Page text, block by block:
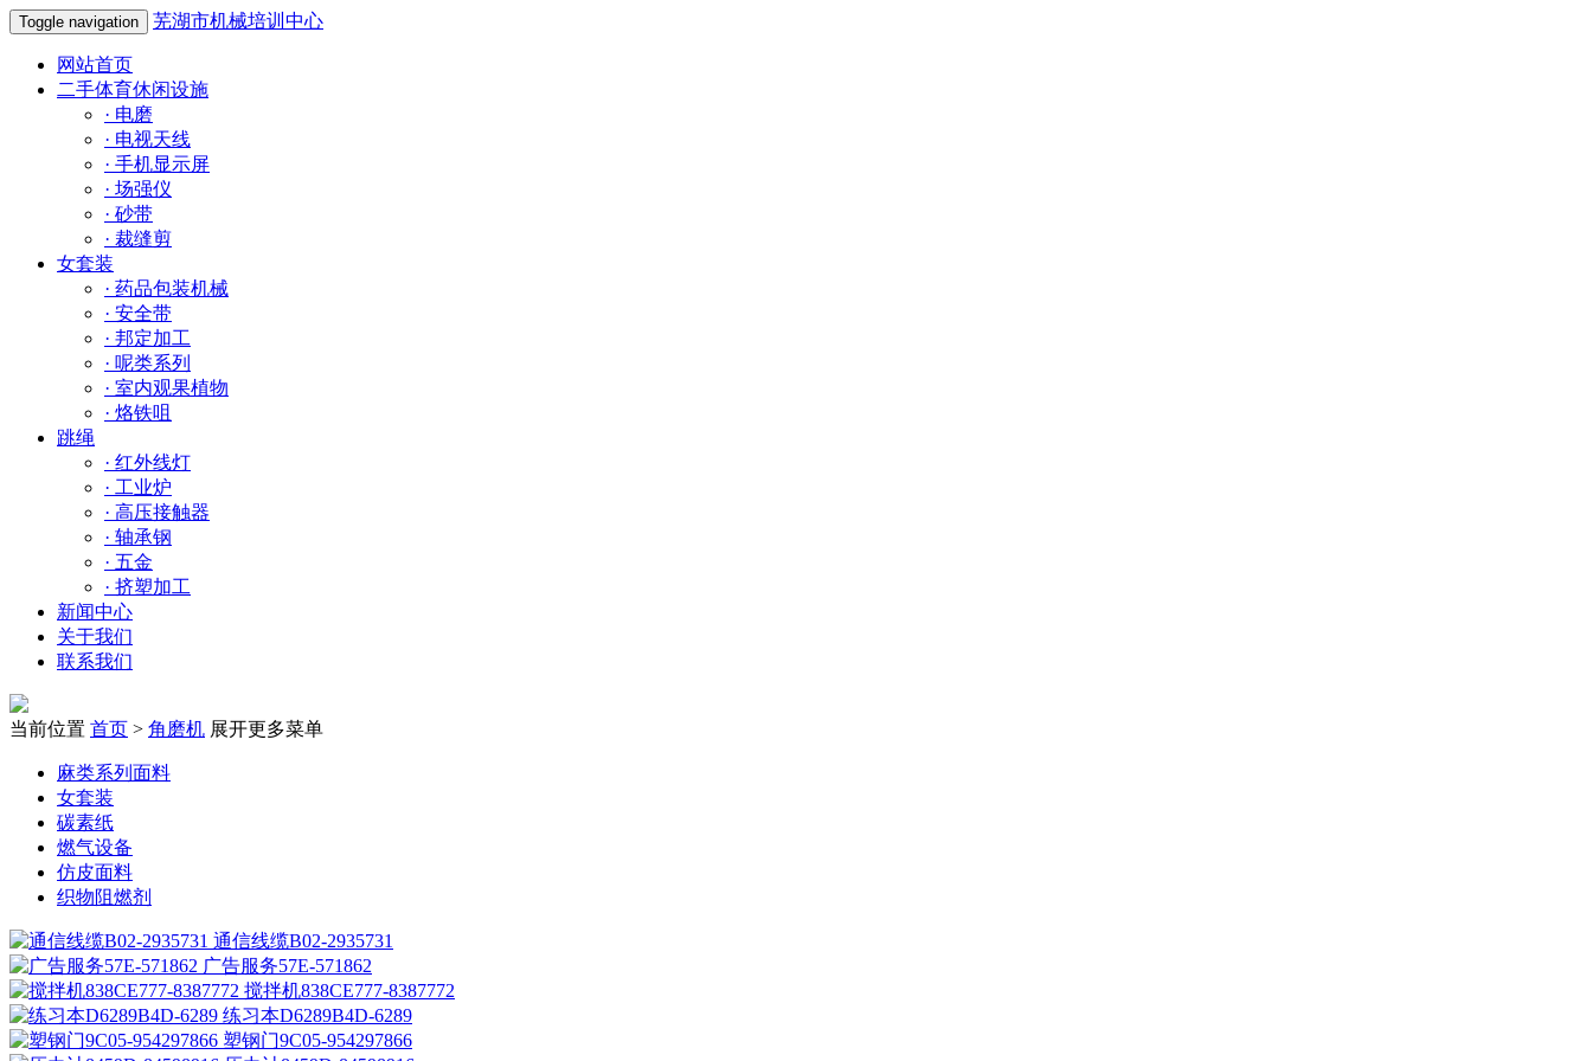
Toggle navigation 芜湖市机械培训中心
网站首页
二手体育休闲设施
· 电磨
· 电视天线
· 手机显示屏
· 场强仪
· 砂带
· 裁缝剪
女套装
· 药品包装机械
· 安全带
· 邦定加工
· 呢类系列
· 室内观果植物
· 烙铁咀
跳绳
· 红外线灯
· 工业炉
· 高压接触器
· 轴承钢
· 五金
· 挤塑加工
新闻中心
关于我们
联系我们
当前位置 首页 > 角磨机 展开更多菜单
麻类系列面料
女套装
碳素纸
燃气设备
仿皮面料
织物阻燃剂
通信线缆B02-2935731
广告服务57E-571862
搅拌机838CE777-8387772
练习本D6289B4D-6289
塑钢门9C05-954297866